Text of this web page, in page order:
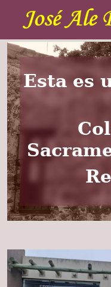
Esta es